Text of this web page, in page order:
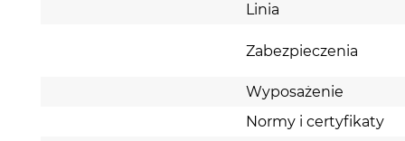
Linia
Zabezpieczenia
Wyposażenie
Normy i certyfikaty